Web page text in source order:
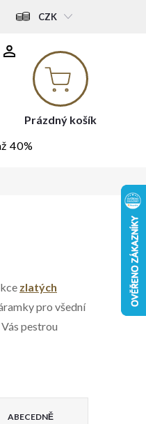
CZK
Nákupní
košík
Prázdný košík
40%
zlatých
pro všední
pestrou
ABECEDNĚ